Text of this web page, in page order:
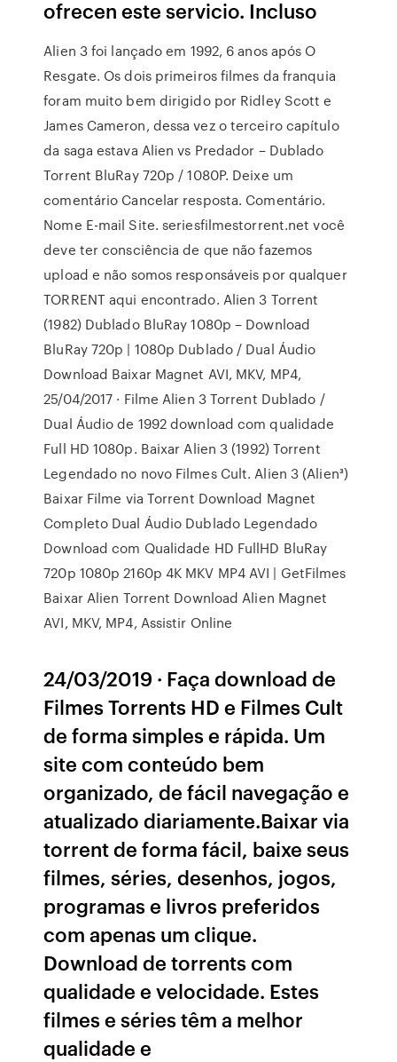
ofrecen este servicio. Incluso
Alien 3 foi lançado em 1992, 6 anos após O
Resgate. Os dois primeiros filmes da franquia
foram muito bem dirigido por Ridley Scott e
James Cameron, dessa vez o terceiro capítulo
da saga estava Alien vs Predador – Dublado
Torrent BluRay 720p / 1080P. Deixe um
comentário Cancelar resposta. Comentário.
Nome E-mail Site. seriesfilmestorrent.net você
deve ter consciência de que não fazemos
upload e não somos responsáveis por qualquer
TORRENT aqui encontrado. Alien 3 Torrent
(1982) Dublado BluRay 1080p – Download
BluRay 720p | 1080p Dublado / Dual Áudio
Download Baixar Magnet AVI, MKV, MP4,
25/04/2017 · Filme Alien 3 Torrent Dublado /
Dual Áudio de 1992 download com qualidade
Full HD 1080p. Baixar Alien 3 (1992) Torrent
Legendado no novo Filmes Cult. Alien 3 (Alien³)
Baixar Filme via Torrent Download Magnet
Completo Dual Áudio Dublado Legendado
Download com Qualidade HD FullHD BluRay
720p 1080p 2160p 4K MKV MP4 AVI | GetFilmes
Baixar Alien Torrent Download Alien Magnet
AVI, MKV, MP4, Assistir Online
24/03/2019 · Faça download de
Filmes Torrents HD e Filmes Cult
de forma simples e rápida. Um
site com conteúdo bem
organizado, de fácil navegação e
atualizado diariamente.Baixar via
torrent de forma fácil, baixe seus
filmes, séries, desenhos, jogos,
programas e livros preferidos
com apenas um clique.
Download de torrents com
qualidade e velocidade. Estes
filmes e séries têm a melhor
qualidade e